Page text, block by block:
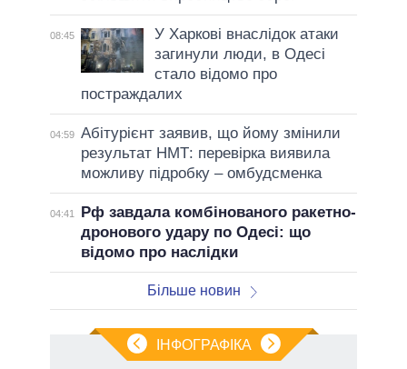
08:45
У Харкові внаслідок атаки
загинули люди, в Одесі
стало відомо про
постраждалих
04:59 Абітурієнт заявив, що йому змінили
результат НМТ: перевірка виявила
можливу підробку – омбудсменка
04:41
Рф завдала комбінованого ракетно-
дронового удару по Одесі: що
відомо про наслідки
Більше новин
ІНФОГРАФІКА